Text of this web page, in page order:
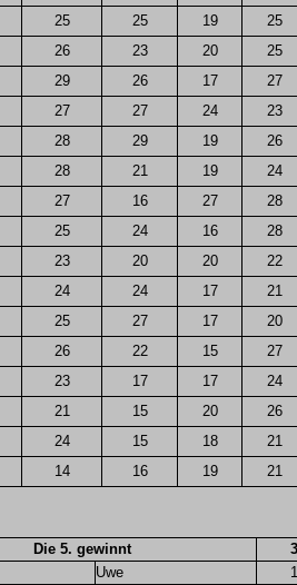
25 25 19
25
26 23 20
25
29 26 17
27
27 27 24
23
28 29 19
26
28 21 19
24
27 16 27
28
25 24 16
28
23 20 20
22
24 24 17
21
25 27 17
20
26 22 15
27
23 17 17
24
21 15 20
26
24 15 18
21
14 16 19 21
Die 5. gewinnt
Uwe